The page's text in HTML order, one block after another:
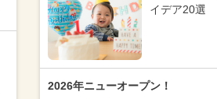
イデア20選
2026年ニューオープン！